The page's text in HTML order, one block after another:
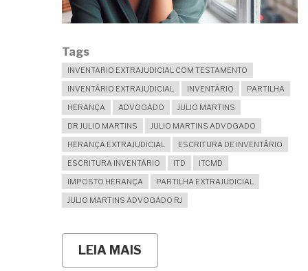
Tags
INVENTARIO EXTRAJUDICIAL COM TESTAMENTO
INVENTÁRIO EXTRAJUDICIAL
INVENTÁRIO
PARTILHA
HERANÇA
ADVOGADO
JULIO MARTINS
DR JULIO MARTINS
JULIO MARTINS ADVOGADO
HERANÇA EXTRAJUDICIAL
ESCRITURA DE INVENTÁRIO
ESCRITURA INVENTÁRIO
ITD
ITCMD
IMPOSTO HERANÇA
PARTILHA EXTRAJUDICIAL
JULIO MARTINS ADVOGADO RJ
LEIA MAIS
SOU